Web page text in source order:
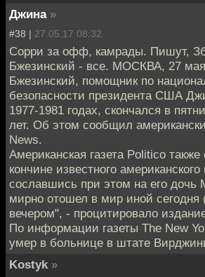
Джина »
#38 | 27.05.17 08:32
Сорри за офф, камрады. Пишут,
Бжезинский - все. МОСКВА, 27
Бжезинский, помощник по
безопасности президента США
1977-1981 годах, скончался в
лет. Об этом сообщил
News.
Американская газета Politico
кончине известного американского
сославшись при этом на его дочь
мирно отошел в мир иной сегодня
вечером", - процитировало
По информации газеты The New
умер в больнице в штате
Kostyk »